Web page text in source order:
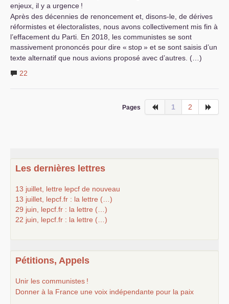
enjeux, il y a urgence !
Après des décennies de renoncement et, disons-le, de dérives
réformistes et électoralistes, nous avons collectivement mis fin à
l’effacement du Parti. En 2018, les communistes se sont
massivement prononcés pour dire « stop» et se sont saisis d’un
texte alternatif que nous avions proposé avec d’autres. (…)
22
Pages 1 2
Les dernières lettres
13 juillet, lettre lepcf de nouveau
13 juillet, lepcf.fr : la lettre (…)
29 juin, lepcf.fr : la lettre (…)
22 juin, lepcf.fr : la lettre (…)
Pétitions, Appels
Unir les communistes !
Donner à la France une voix indépendante pour la paix